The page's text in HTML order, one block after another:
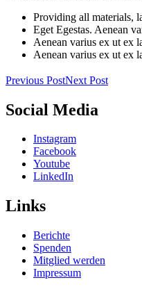
Providing all materials,
Eget Egestas. Aenean
Aenean varius ex ut ex
Aenean varius ex ut ex
Previous PostNext Post
Social Media
Instagram
Facebook
Youtube
LinkedIn
Links
Berichte
Spenden
Mitglied werden
Impressum